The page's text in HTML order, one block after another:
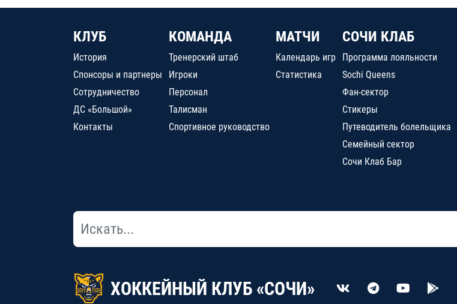
КЛУБ
История
Спонсоры и партнеры
Сотрудничество
ДС «Большой»
Контакты
КОМАНДА
Тренерский штаб
Игроки
Персонал
Талисман
Спортивное руководство
МАТЧИ
Календарь игр
Статистика
СОЧИ КЛАБ
Программа лояльности
Sochi Queens
Фан-сектор
Стикеры
Путеводитель болельщика
Семейный сектор
Сочи Клаб Бар
ХОККЕЙНЫЙ КЛУБ «СОЧИ»